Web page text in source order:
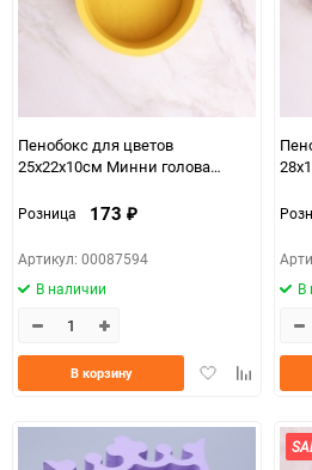
Пенобокс для цветов
25х22х10см Минни голова
Розница 173 ₽
Артикул: 00087594
В наличии
ДобавитьДобавить
В корзину
В